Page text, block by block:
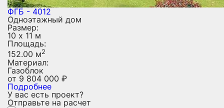
ФГБ - 4012
Одноэтажный дом
Размер:
10 х 11 м
Площадь:
152.00 м2
Материал:
Газоблок
от 9 804 000 ₽
Подробнее
У вас есть проект?
Отправьте на расчет